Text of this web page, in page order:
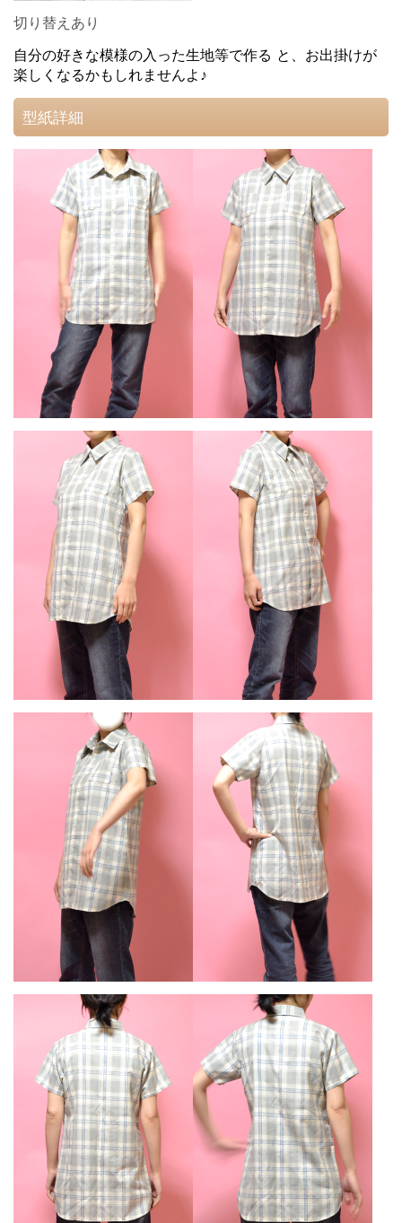
切り替えあり
自分の好きな模様の入った生地等で作る と、お出掛けが
楽しくなるかもしれませんよ♪
型紙詳細